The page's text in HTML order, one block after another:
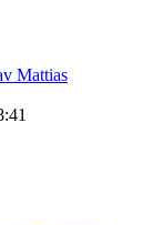
Mattias